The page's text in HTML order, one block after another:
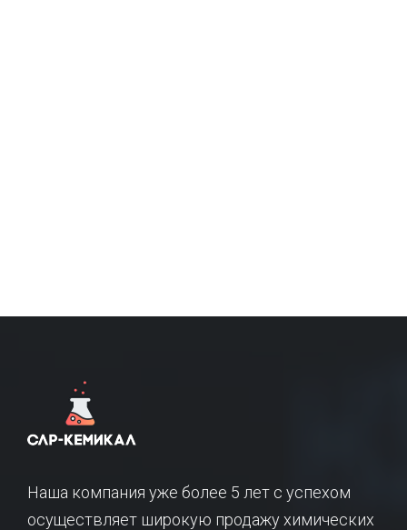
Наша компания уже более 5 лет с успехом
осуществляет широкую продажу химических